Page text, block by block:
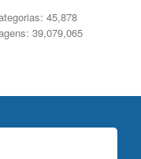
45,878
39,079,065